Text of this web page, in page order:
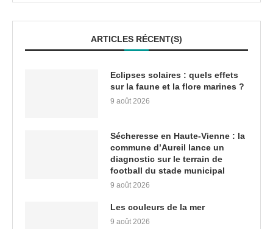
ARTICLES RÉCENT(S)
Eclipses solaires : quels effets
sur la faune et la flore marines ?
9 août 2026
Sécheresse en Haute-Vienne : la
commune d’Aureil lance un
diagnostic sur le terrain de
football du stade municipal
9 août 2026
Les couleurs de la mer
9 août 2026